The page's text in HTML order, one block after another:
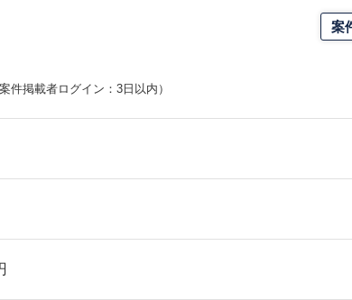
案
案件掲載者ログイン：3日以内）